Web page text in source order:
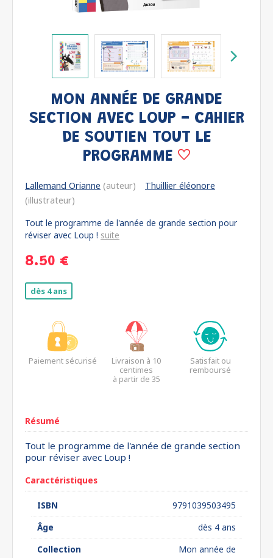
MON ANNÉE DE GRANDE
SECTION AVEC LOUP - CAHIER
DE SOUTIEN TOUT LE
PROGRAMME
Lallemand Orianne (auteur)
Thuillier éléonore
(illustrateur)
Tout le programme de l'année de grande section pour
réviser avec Loup ! suite
8.50 €
dès 4 ans
Paiement sécurisé
Livraison à 10
centimes
à partir de 35
Satisfait ou
remboursé
Résumé
Tout le programme de l'année de grande section
pour réviser avec Loup !
Caractéristiques
ISBN
9791039503495
Âge
dès 4 ans
Collection
Mon année de